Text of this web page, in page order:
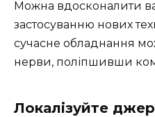
Можна вдосконалити
застосуванню нових
сучасне обладнання
нерви, поліпшивши
Локалізуйте